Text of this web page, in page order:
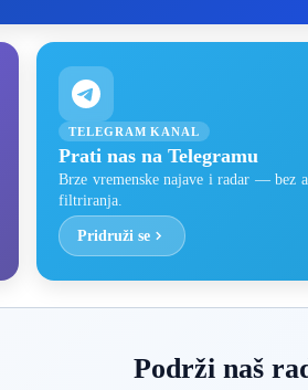
TELEGRAM KANAL
Prati nas na Telegramu
Brze vremenske najave i radar — bez
filtriranja.
Pridruži se
Podrži naš